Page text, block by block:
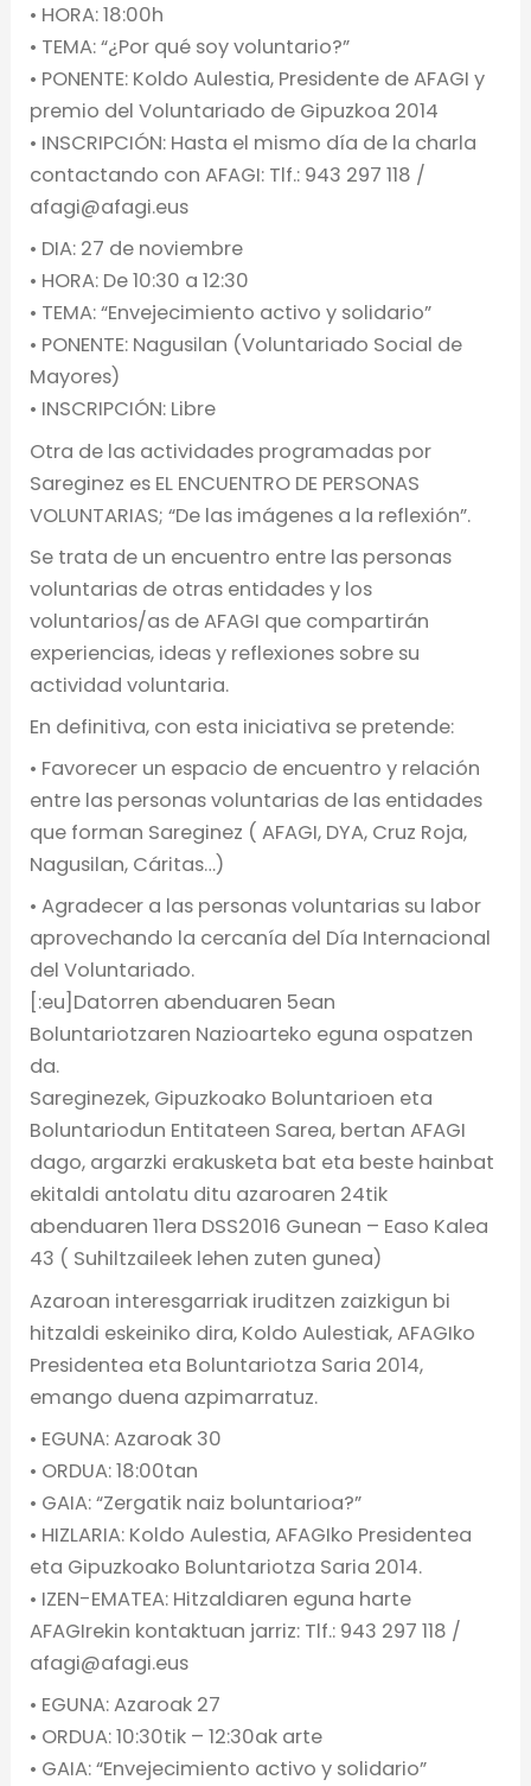
• HORA: 18:00h
• TEMA: “¿Por qué soy voluntario?”
• PONENTE: Koldo Aulestia, Presidente de AFAGI y
premio del Voluntariado de Gipuzkoa 2014
• INSCRIPCIÓN: Hasta el mismo día de la charla
contactando con AFAGI: Tlf.: 943 297 118 /
afagi@afagi.eus
• DIA: 27 de noviembre
• HORA: De 10:30 a 12:30
• TEMA: “Envejecimiento activo y solidario”
• PONENTE: Nagusilan (Voluntariado Social de
Mayores)
• INSCRIPCIÓN: Libre
Otra de las actividades programadas por
Sareginez es EL ENCUENTRO DE PERSONAS
VOLUNTARIAS; “De las imágenes a la reflexión”.
Se trata de un encuentro entre las personas
voluntarias de otras entidades y los
voluntarios/as de AFAGI que compartirán
experiencias, ideas y reflexiones sobre su
actividad voluntaria.
En definitiva, con esta iniciativa se pretende:
• Favorecer un espacio de encuentro y relación
entre las personas voluntarias de las entidades
que forman Sareginez ( AFAGI, DYA, Cruz Roja,
Nagusilan, Cáritas…)
• Agradecer a las personas voluntarias su labor
aprovechando la cercanía del Día Internacional
del Voluntariado.
[:eu]Datorren abenduaren 5ean
Boluntariotzaren Nazioarteko eguna ospatzen
da.
Sareginezek, Gipuzkoako Boluntarioen eta
Boluntariodun Entitateen Sarea, bertan AFAGI
dago, argarzki erakusketa bat eta beste hainbat
ekitaldi antolatu ditu azaroaren 24tik
abenduaren 11era DSS2016 Gunean – Easo Kalea
43 ( Suhiltzaileek lehen zuten gunea)
Azaroan interesgarriak iruditzen zaizkigun bi
hitzaldi eskeiniko dira, Koldo Aulestiak, AFAGIko
Presidentea eta Boluntariotza Saria 2014,
emango duena azpimarratuz.
• EGUNA: Azaroak 30
• ORDUA: 18:00tan
• GAIA: “Zergatik naiz boluntarioa?”
• HIZLARIA: Koldo Aulestia, AFAGIko Presidentea
eta Gipuzkoako Boluntariotza Saria 2014.
• IZEN-EMATEA: Hitzaldiaren eguna harte
AFAGIrekin kontaktuan jarriz: Tlf.: 943 297 118 /
afagi@afagi.eus
• EGUNA: Azaroak 27
• ORDUA: 10:30tik – 12:30ak arte
• GAIA: “Envejecimiento activo y solidario”